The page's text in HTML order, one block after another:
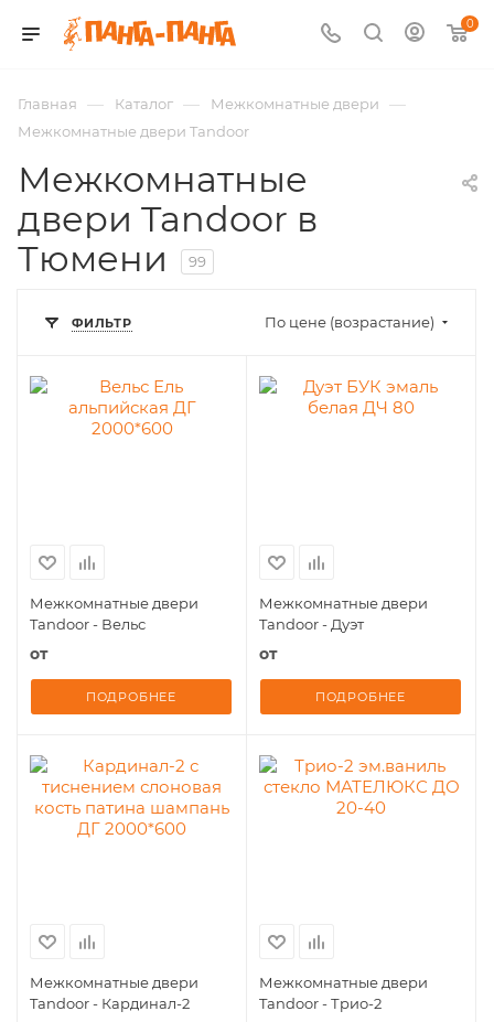
0
Главная — Каталог — Межкомнатные двери —
Межкомнатные двери Tandoor
Межкомнатные
двери Tandoor в
Тюмени
99
ФИЛЬТР По цене (возрастание)
Межкомнатные двери
Tandoor - Вельс
от
ПОДРОБНЕЕ
Межкомнатные двери
Tandoor - Дуэт
от
ПОДРОБНЕЕ
Межкомнатные двери
Tandoor - Кардинал-2
Межкомнатные двери
Tandoor - Трио-2